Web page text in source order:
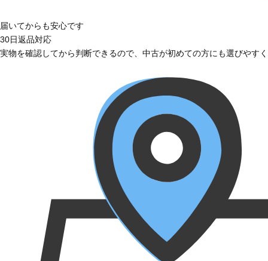
届いてからも安心です
30日返品対応
実物を確認してから判断できるので、中古が初めての方にも選びやす